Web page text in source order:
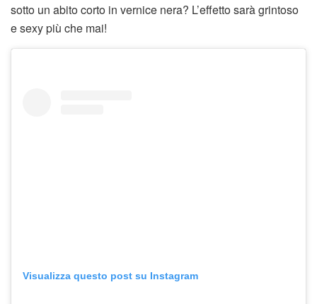
sotto un abito corto in vernice nera? L’effetto sarà grintoso
e sexy più che mai!
Visualizza questo post su Instagram